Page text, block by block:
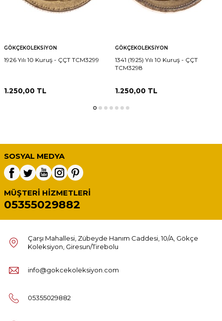
GÖKÇEKOLEKSIYON
1926 Yılı 10 Kuruş - ÇÇT TCM3299
1.250,00 TL
GÖKÇEKOLEKSIYON
1341 (1925) Yılı 10 Kuruş - ÇÇT
TCM3298
1.250,00TL
SOSYAL MEDYA
MÜŞTERI HIZMETLERI
05355029882
Çarşı Mahallesi, Zübeyde Hanım Caddesi, 10/A, Gökçe
Koleksiyon, Giresun/Tirebolu
info@gokcekoleksiyon.com
05355029882